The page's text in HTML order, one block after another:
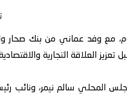
مع وفد عماني من بنك صحار
العلاقة التجارية
المحلي سالم نيمر، ونائب